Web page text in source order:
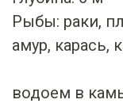
амур, карась,